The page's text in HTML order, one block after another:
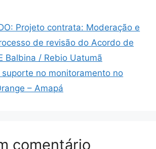
Projeto contrata: Moderação e
de revisão do Acordo de
Balbina / Rebio Uatumã
suporte no monitoramento no
– Amapá
comentário